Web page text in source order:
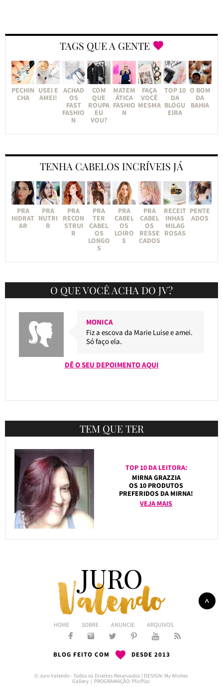
TAGS QUE A GENTE
PECHIN
CHA
USEI E
AMEI!
ACHAD
OS
FAST
FASHIO
N
COM
QUE
ROUPA
EU
VOU?
MATEM
ÁTICA
FASHIO
N
FAÇA
VOCÊ
MESMA
TOP 10
DA
BLOGU
EIRA
O BOM
DA
BAHIA
TENHA CABELOS INCRÍVEIS JÁ
PRA
HIDRAT
AR
PRA
NUTRI
R
PRA
RECON
STRUI
R
PRA
TER
CABEL
OS
LONGO
S
PRA
CABEL
OS
LOIRO
S
PRA
CABEL
OS
RESSE
CADOS
RECEIT
INHAS
MILAG
ROSAS
PENTE
ADOS
O QUE VOCÊ ACHA DO JV?
MONICA
Fiz a escova da Marie Luise e amei.
Só faço ela.
DÊ O SEU DEPOIMENTO AQUI
TEM QUE TER
TOP 10 DA LEITORA:
MIRNA GRAZZIA
OS 10 PRODUTOS
PREFERIDOS DA MIRNA!
VEJA MAIS
HOME SOBRE ANUNCIE ARQUIVOS
BLOG FEITO COM DESDE 2013
© Juro Valendo - Todos os Direitos Reservados | DESIGN: My Wishes
Gallery | PROGRAMAÇÃO: PlicPlac